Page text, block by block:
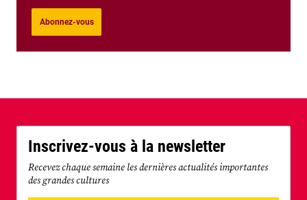
Abonnez-vous
Inscrivez-vous à la newsletter
Recevez chaque semaine les dernières actualités importantes
des grandes cultures